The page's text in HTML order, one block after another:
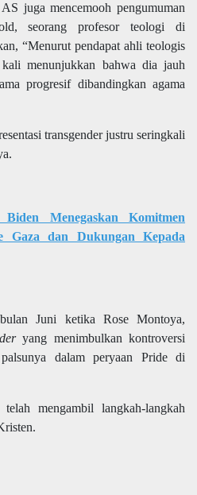
juga mencemooh pengumuman
seorang profesor teologi di
“Menurut pendapat ahli teologis
menunjukkan bahwa dia jauh
progresif dibandingkan agama
transgender justru seringkali
Biden Menegaskan Komitmen
Gaza dan Dukungan Kepada
Juni ketika Rose Montoya,
yang menimbulkan kontroversi
dalam peryaan Pride di
mengambil langkah-langkah